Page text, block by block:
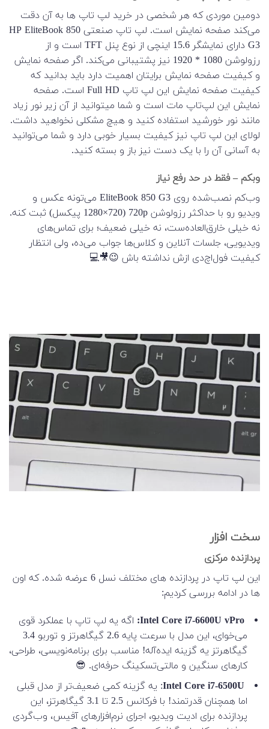
دومین موردی که هر شخصی در خرید لپ تاپ ها به آن دقت
می‌کند صفحه نمایش است. لپ تاپ صنعتی HP EliteBook 850
G3 دارای نمایشگر 15.6 اینچی از نوع پنل TFT است و از
رزولوشن 1080 * 1920 نیز پشتیبانی می‌کند. اگر صفحه نمایش
و کیفیت صفحه نمایش برایتان اهمیت دارد باید بدانید که
کیفیت صفحه نمایش این لپ تاپ Full HD است. صفحه
نمایش این لپ‌تاپ مات است و شما میتوانید از آن زیر نور زیاد
مانند نور خورشید استفاده کنید و هیچ مشکلی نخواهید داشت.
لولای این لپ تاپ نیز کیفیت بسیار خوبی دارد و شما می‌توانید
به آسانی آن را با یک دست نیز باز و بسته کنید.
وبکم – فقط در حد رفع نیاز
وب‌کم نصب‌شده روی EliteBook 850 G3 می‌تونه عکس و
ویدیو رو با حداکثر رزولوشن 720p (1280×720 پیکسل) ثبت کنه.
نه خیلی خارق‌العاده‌ست، نه خیلی ضعیف؛ برای تماس‌های
ویدیویی، جلسات آنلاین و کلاس‌ها جواب می‌ده، ولی انتظار
کیفیت فول‌اچ‌دی ازش نداشته باش 😉🎥💻
سخت افزار
پردازنده مرکزی
این لپ تاپ در پردازنده های مختلف نسل 6 عرضه شده. که اون
ها در ادامه بررسی کردیم:
اگه یه لپ تاپ با عملکرد قوی
می‌خوای، این مدل با سرعت پایه 2.6 گیگاهرتز و توربو 3.4
گیگاهرتز یه گزینه ایده‌آله! مناسب برای برنامه‌نویسی، طراحی،
کارهای سنگین و مالتی‌تسکینگ حرفه‌ای. 😎
: یه گزینه کمی ضعیف‌تر از مدل قبلی
اما همچنان قدرتمند! با فرکانس 2.5 تا 3.1 گیگاهرتز، این
پردازنده برای ادیت ویدیو، اجرای نرم‌افزارهای آفیس، وب‌گردی